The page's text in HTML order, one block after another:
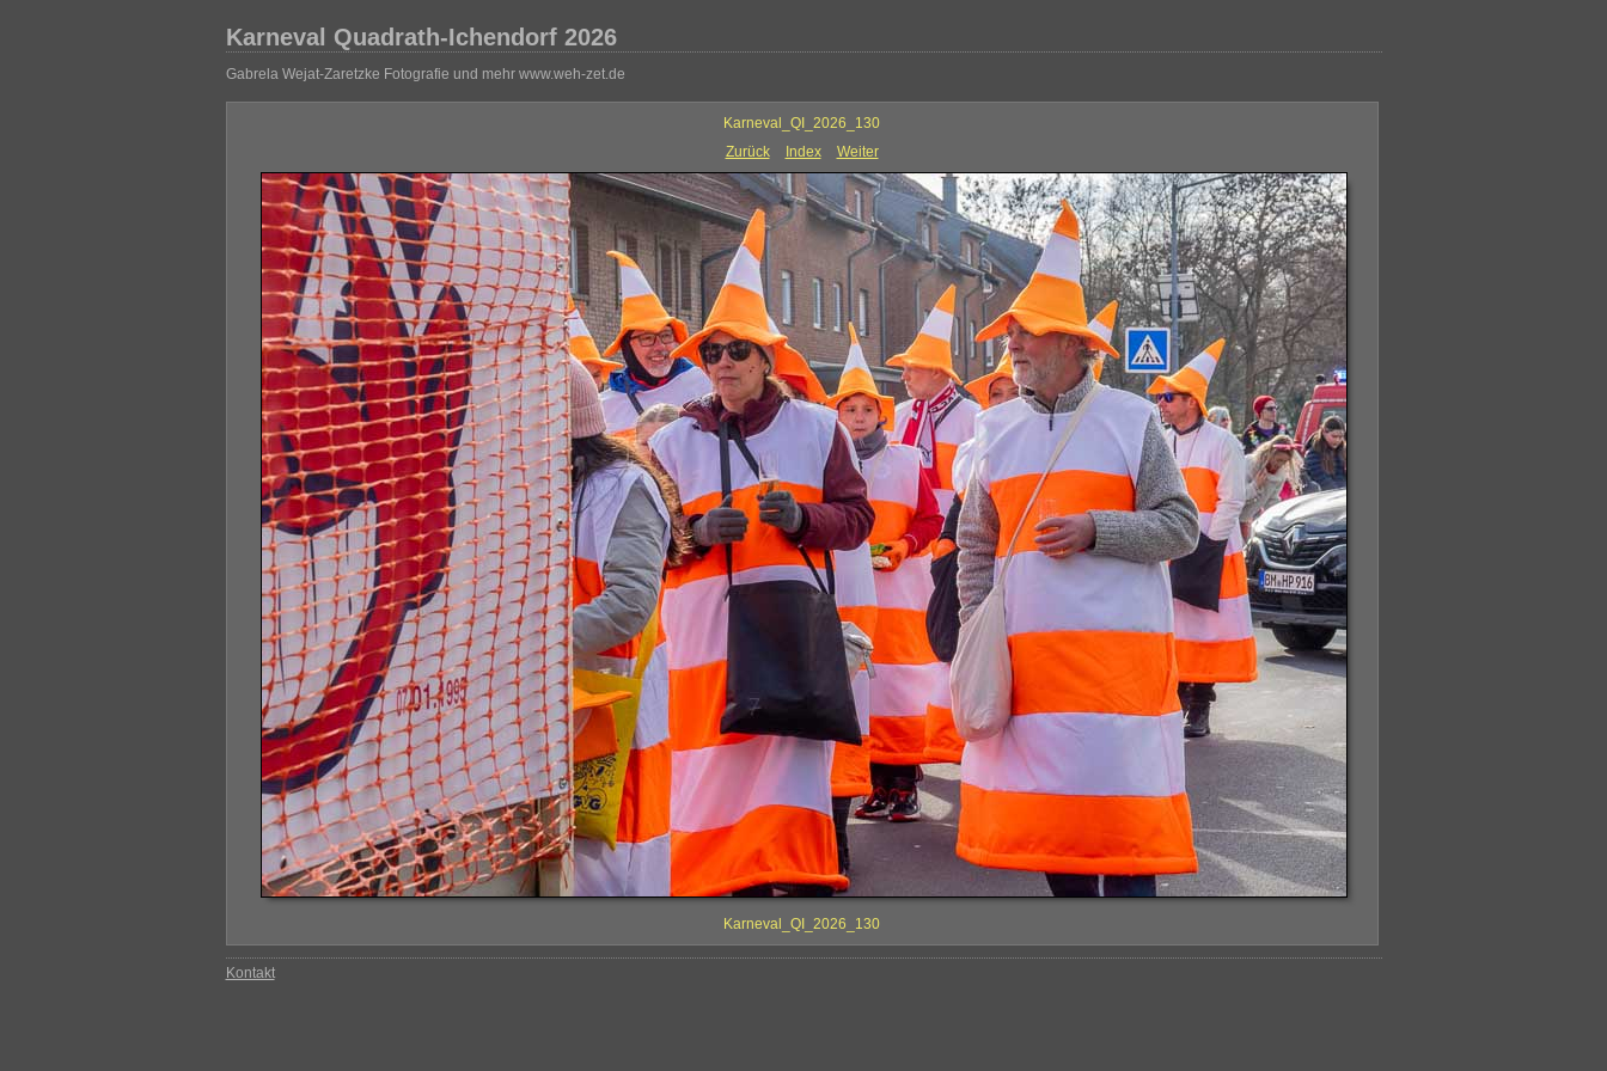
Karneval Quadrath-Ichendorf 2026
Gabrela Wejat-Zaretzke Fotografie und mehr www.weh-zet.de
Karneval_QI_2026_130
Zurück
Index Weiter
Karneval_QI_2026_130
Kontakt